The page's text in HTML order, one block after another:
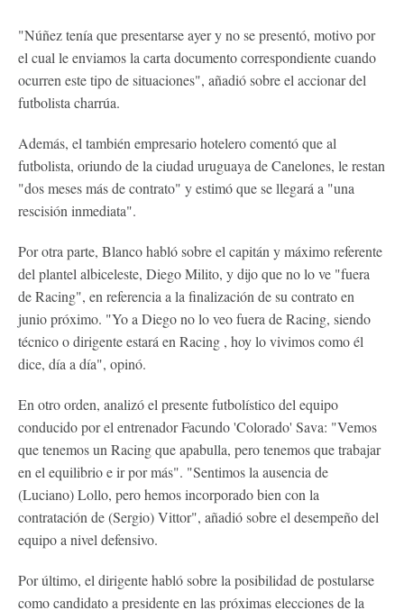
"Núñez tenía que presentarse ayer y no se presentó, motivo por
el cual le enviamos la carta documento correspondiente cuando
ocurren este tipo de situaciones", añadió sobre el accionar del
futbolista charrúa.
Además, el también empresario hotelero comentó que al
futbolista, oriundo de la ciudad uruguaya de Canelones, le restan
"dos meses más de contrato" y estimó que se llegará a "una
rescisión inmediata".
Por otra parte, Blanco habló sobre el capitán y máximo referente
del plantel albiceleste, Diego Milito, y dijo que no lo ve "fuera
de Racing", en referencia a la finalización de su contrato en
junio próximo. "Yo a Diego no lo veo fuera de Racing, siendo
técnico o dirigente estará en Racing , hoy lo vivimos como él
dice, dí­a a dí­a", opinó.
En otro orden, analizó el presente futbolístico del equipo
conducido por el entrenador Facundo 'Colorado' Sava: "Vemos
que tenemos un Racing que apabulla, pero tenemos que trabajar
en el equilibrio e ir por más". "Sentimos la ausencia de
(Luciano) Lollo, pero hemos incorporado bien con la
contratación de (Sergio) Vittor", añadió sobre el desempeño del
equipo a nivel defensivo.
Por último, el dirigente habló sobre la posibilidad de postularse
como candidato a presidente en las próximas elecciones de la